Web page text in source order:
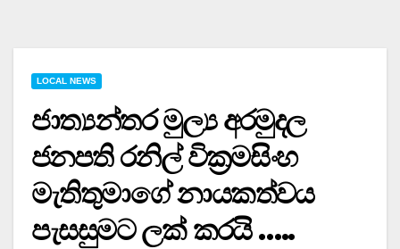
LOCAL NEWS
ජාත්‍යන්තර මුල්‍ය අරමුදල
ජනපති රනිල් වික්‍රමසිංහ
මැතිතුමාගේ නායකත්වය
පැසසුමට ලක් කරයි …..